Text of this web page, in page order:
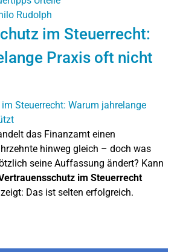
Rudolph
im Steuerrecht:
Praxis oft nicht
das Finanzamt einen
hinweg gleich – doch was
seine Auffassung ändert? Kann
im Steuerrecht
Das ist selten erfolgreich.